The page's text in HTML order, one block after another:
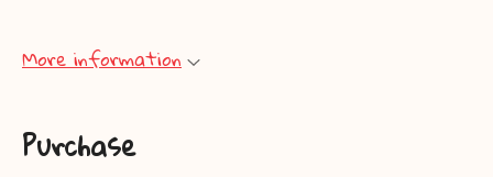
More information
Purchase